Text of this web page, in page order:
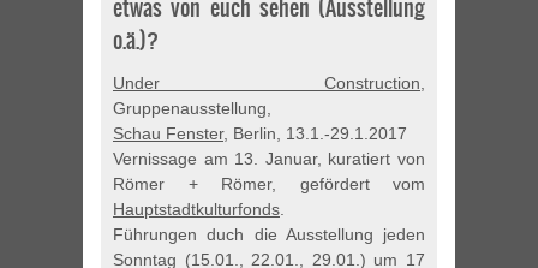
etwas von euch sehen (Ausstellung
o.ä.)?
Under Construction
Gruppenausstellung,
Schau Fenster, Berlin, 13.1.-29.1.2017
Vernissage am 13. Januar, kuratiert von
Römer + Römer, gefördert vom
Hauptstadtkulturfonds
Führungen duch die Ausstellung jeden
Sonntag (15.01., 22.01., 29.01.) um 17